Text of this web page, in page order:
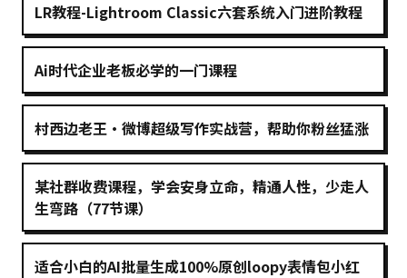
LR教程-Lightroom Classic六套系统入门进阶教程
Ai时代企业老板必学的一门课程
村西边老王·微博超级写作实战营，帮助你粉丝猛涨
某社群收费课程，学会安身立命，精通人性，少走人
生弯路（77节课）
适合小白的AI批量生成100%原创loopy表情包小红